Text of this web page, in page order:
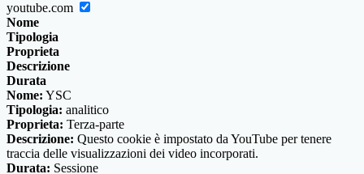
youtube.com
Nome
Tipologia
Proprieta
Descrizione
Durata
Nome: YSC
Tipologia: analitico
Proprieta: Terza-parte
Descrizione: Questo cookie è impostato da YouTube per tenere
traccia delle visualizzazioni dei video incorporati.
Durata: Sessione